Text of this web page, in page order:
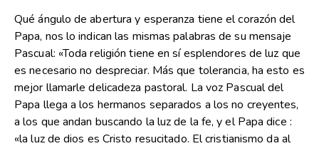
Qué ángulo de abertura y esperanza tiene el corazón del
Papa, nos lo indican las mismas palabras de su mensaje
Pascual: «Toda religión tiene en sí esplendores de luz que
es necesario no despreciar. Más que tolerancia, ha esto es
mejor llamarle delicadeza pastoral. La voz Pascual del
Papa llega a los hermanos separados a los no creyentes,
a los que andan buscando la luz de la fe, y el Papa dice :
«la luz de dios es Cristo resucitado. El cristianismo da al